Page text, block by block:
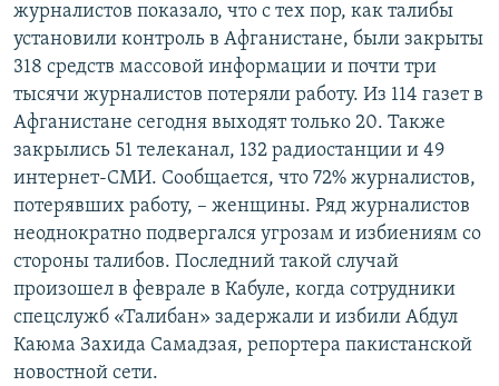
журналистов показало, что с тех пор, как талибы
установили контроль в Афганистане, были закрыты
318 средств массовой информации и почти три
тысячи журналистов потеряли работу. Из 114 газет в
Афганистане сегодня выходят только 20. Также
закрылись 51 телеканал, 132 радиостанции и 49
интернет-СМИ. Сообщается, что 72% журналистов,
потерявших работу, – женщины. Ряд журналистов
неоднократно подвергался угрозам и избиениям со
стороны талибов. Последний такой случай
произошел в феврале в Кабуле, когда сотрудники
спецслужб «Талибан» задержали и избили Абдул
Каюма Захида Самадзая, репортера пакистанской
новостной сети.